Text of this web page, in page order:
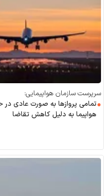
سرپرست سازمان هواپیمایی:
تمامی پرواز‌ها به صورت عادی
هواپیما به دلیل کاهش تقاضا